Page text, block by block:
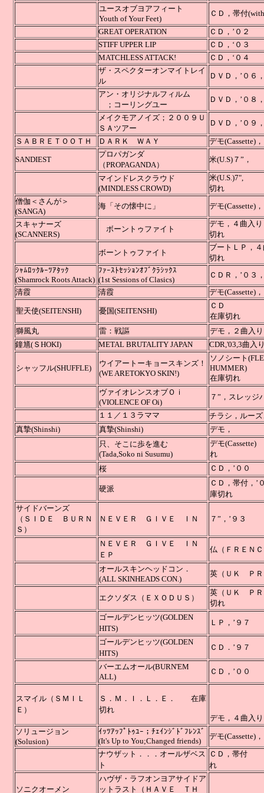
ユースオブヨアフィート
Youth of Your Feet)
ＣＤ，帯付
GREAT OPERATION
ＣＤ，’０２
STIFF UPPER LIP
ＣＤ，‘０３
MATCHLESS ATTACK!
ＣＤ，‘０４
ザ・スペクターオンマイトレイ
ル
ＤＶＤ，’０６
アン・オリジナルフィルム
；コーリングユー
ＤＶＤ，’０８
メイクモアノイズ；２００９Ｕ
ＳＡツアー
ＤＶＤ，’０９
ＳＡＢＲＥＴＯＯＴＨ ＤＡＲＫ ＷＡＹ デモ(Cassette)
SANDIEST
プロパガンダ
（PROPAGANDA）
米(U.S)７”，
マインドレスクラウド
(MINDLESS CROWD)
米
切れ
僧伽＜さんが＞
(SANGA)
海「その懐中に」 デモ(Cassette)
スキャナーズ
(SCANNERS)
ボーントゥファイト
デモ，４
切れ
ボーントゥファイト
ブートＬＰ
切れ
ｼｬﾑﾛｯｸﾙｰﾂｱﾀｯｸ
(Shamrock Roots Attack)
ﾌｧｰｽﾄｾｯｼｮﾝｵﾌﾞｸﾗｼｯｸｽ
(1st Sessions of Clasics)
ＣＤＲ，’０３
清霞
清霞 デモ
聖天使(SEITENSHI) 憂国(SEITENSHI)
在庫切れ
獅風丸
雷：戦謳
デモ
鐘馗(ＳHOKI)
METAL BRUTALITY JAPAN CDR,'03,3曲入
シャッフル(SHUFFLE)
ウイアートーキョースキンズ！
(WE ARETOKYO SKIN!)
ソノシート
HUMMER)
在庫切れ
ヴァイオレンスオブＯｉ
(VIOLENCE OF Oi)
７”，スレッジ
１１／１３ラママ
チラシ，
真摯(Shinshi)
真摯(Shinshi)
デ
只、そこに歩を進む
(Tada,Soko ni Susumu)
デモ
れ
桜
Ｃ
硬派
ＣＤ
庫切れ
サイドバーンズ
（ＳＩＤＥ ＢＵＲＮ
Ｓ）
ＮＥＶＥＲ ＧＩＶＥ ＩＮ ７”，
ＮＥＶＥＲ ＧＩＶＥ ＩＮ
ＥＰ
仏（ＦＲ
オールスキンヘッドコン．
(ALL SKINHEADS CON.)
英（ＵＫ
エクソダス（ＥＸＯＤＵＳ）
英（Ｕ
切れ
ゴールデンヒッツ(GOLDEN
HITS)
ＬＰ，’９７
ゴールデンヒッツ(GOLDEN
HITS)
ＣＤ．’９７
バーエムオール(BURN'EM
ALL)
ＣＤ，’００
スマイル（ＳＭＩＬ
Ｅ）
Ｓ．Ｍ．Ｉ．Ｌ．Ｅ． 在庫
切れ
デモ，４曲
ソリュージョン
(Solusion)
ｲｯﾂｱｯﾌﾟﾄｩﾕｰ；ﾁｪｲﾝｼﾞﾄﾞﾌﾚﾝｽﾞ
(It's Up to You;Changed friends)
デモ
ナウザット．．．オールザベス
ト
Ｃ
れ
ソニクオーメン
ハヴザ・ラフオンヨアサイドア
ットラスト
（ＨＡＶＥ ＴＨ